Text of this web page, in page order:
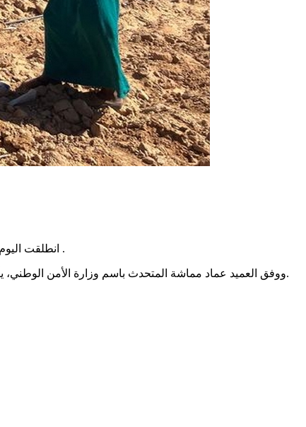
انطلقت اليوم رحلة عودة طوعية لـ80 مهاجرا غير نظامي كانوا موجودين في العامرة بصفاقس نحو بلدانهم الاصلية في كل من مالي وسيراليون وكوت ديفوار .
ووفق العميد عماد مماشة المتحدث باسم وزارة الأمن الوطني، يأتي ذلك في إطار مواصلة مجهودات الدولة في الحد من الهجرة غير النظامية وتنفيذا لبرنامج العودة الطوعية بالتعاون مع منظمة الهجرة الدولية.